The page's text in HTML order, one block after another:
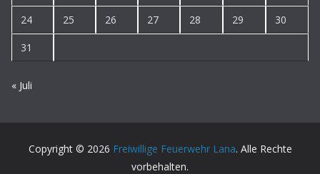
24 25 26 27 28 29 30
31
« Juli
Copyright © 2026 Freiwillige Feuerwehr Lana. Alle Rechte
vorbehalten.